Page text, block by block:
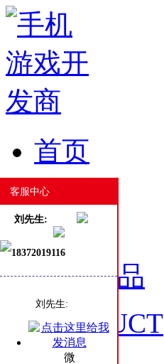
首页
HOME
游戏产品
PRODUCT
客服中心
刘先生:
18372019116
刘先生:
微